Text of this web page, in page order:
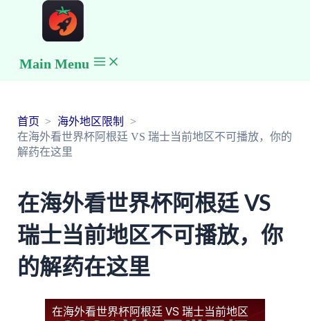
Main Menu
首页
海外地区限制
在海外看世界杯阿根廷 VS 瑞士当前地区不可播放，你的
解药在这里
在海外看世界杯阿根廷 VS
瑞士当前地区不可播放，你
的解药在这里
在海外看世界杯阿根廷 VS 瑞士当前地区